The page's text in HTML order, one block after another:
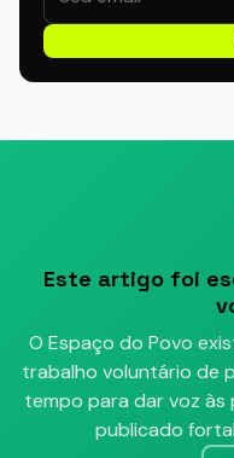
Este artigo foi
O Espaço do Povo
trabalho voluntário de
tempo para dar voz às
publicado